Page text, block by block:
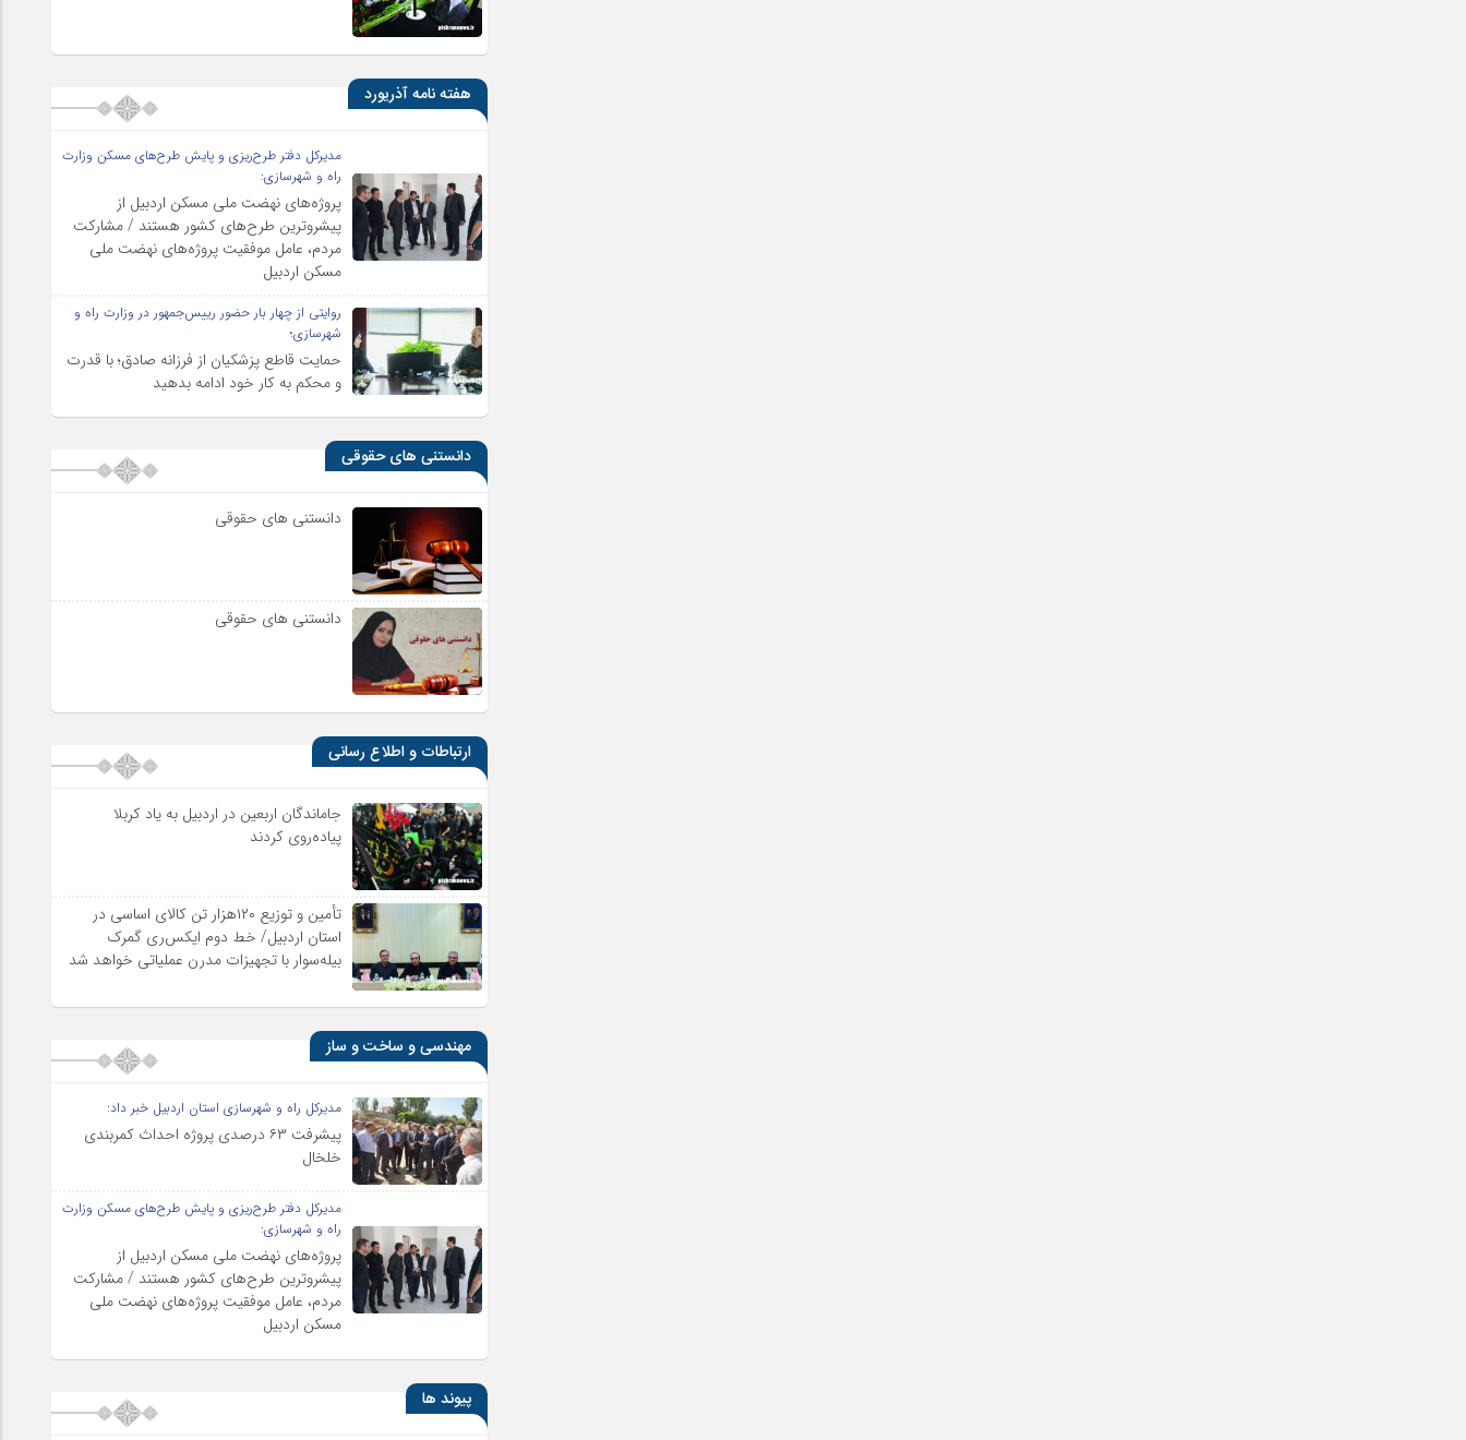
هفته نامه آذریورد
مدیرکل دفتر طرح‌ریزی و پایش طرح‌های مسکن وزارت
راه و شهرسازی:
پروژه‌های نهضت ملی مسکن اردبیل از
پیشروترین طرح‌های کشور هستند / مشارکت
مردم، عامل موفقیت پروژه‌های نهضت ملی
مسکن اردبیل
روایتی از چهار بار حضور رییس‌جمهور در وزارت راه و
شهرسازی؛
حمایت قاطع پزشکیان از فرزانه صادق؛ با قدرت
و محکم به کار خود ادامه بدهید
دانستنی های حقوقی
دانستنی های حقوقی
دانستنی های حقوقی
ارتباطات و اطلاع رسانی
جاماندگان اربعین در اردبیل به یاد کربلا
پیاده‌روی کردند
تأمین و توزیع ۱۲۰هزار تن کالای اساسی در
استان اردبیل/ خط دوم ایکس‌ری گمرک
بیله‌سوار با تجهیزات مدرن عملیاتی خواهد شد
مهندسی و ساخت و ساز
مدیرکل راه و شهرسازی استان اردبیل خبر داد:
پیشرفت ۶۳ درصدی پروژه احداث کمربندی
خلخال
مدیرکل دفتر طرح‌ریزی و پایش طرح‌های مسکن وزارت
راه و شهرسازی:
پروژه‌های نهضت ملی مسکن اردبیل از
پیشروترین طرح‌های کشور هستند / مشارکت
مردم، عامل موفقیت پروژه‌های نهضت ملی
مسکن اردبیل
پیوند ها